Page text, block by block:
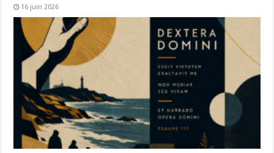
16 juin 2026